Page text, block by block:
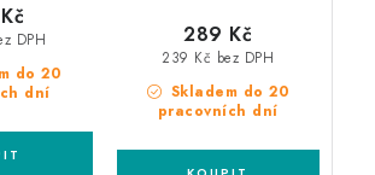
do 20
dní
DPH
Skladem do 20
pracovních dní
239 Kč bez DPH
289 Kč